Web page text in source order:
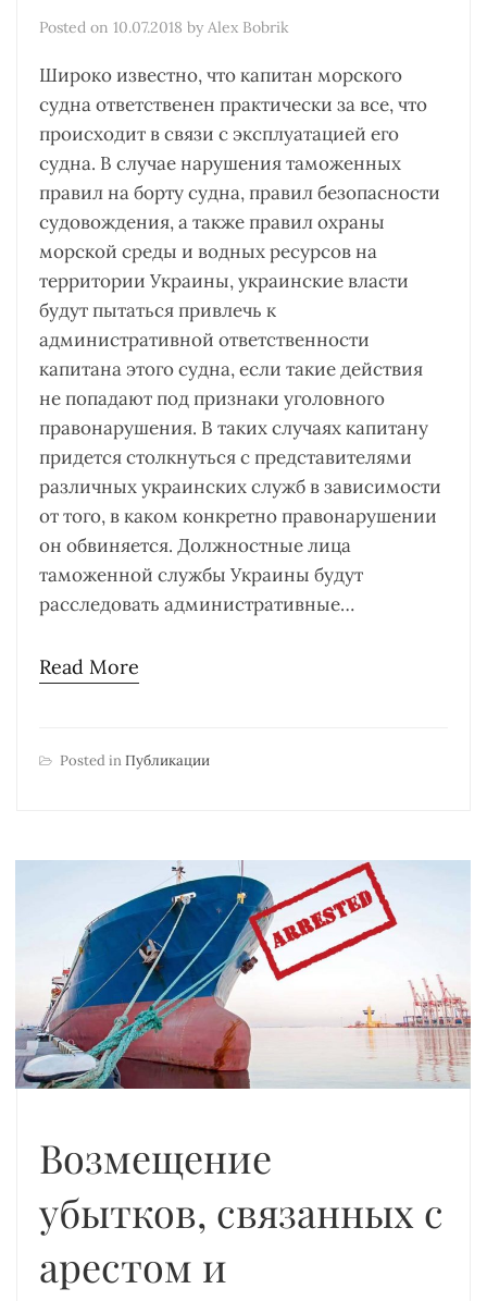
Posted on 10.07.2018 by Alex Bobrik
Широко известно, что капитан морского
судна ответственен практически за все, что
происходит в связи с эксплуатацией его
судна. В случае нарушения таможенных
правил на борту судна, правил безопасности
судовождения, а также правил охраны
морской среды и водных ресурсов на
территории Украины, украинские власти
будут пытаться привлечь к
административной ответственности
капитана этого судна, если такие действия
не попадают под признаки уголовного
правонарушения. В таких случаях капитану
придется столкнуться с представителями
различных украинских служб в зависимости
от того, в каком конкретно правонарушении
он обвиняется. Должностные лица
таможенной службы Украины будут
расследовать административные…
Read More
Posted inПубликации
Возмещение
убытков, связанных с
арестом и